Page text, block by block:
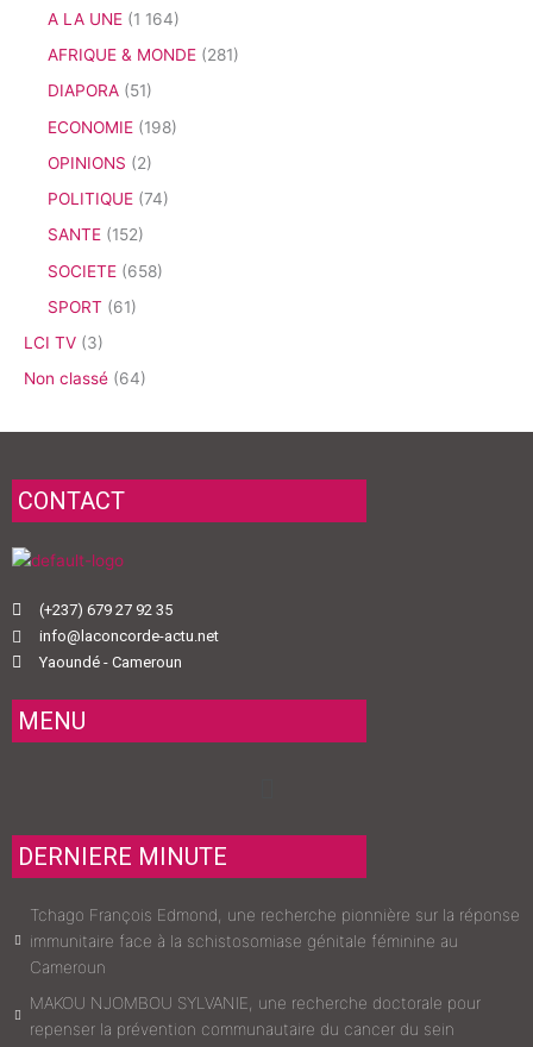
A LA UNE (1 164)
AFRIQUE & MONDE (281)
DIAPORA (51)
ECONOMIE (198)
OPINIONS (2)
POLITIQUE (74)
SANTE (152)
SOCIETE (658)
SPORT (61)
LCI TV (3)
Non classé (64)
CONTACT
(+237) 679 27 92 35
info@laconcorde-actu.net
Yaoundé - Cameroun
MENU
DERNIERE MINUTE
Tchago François Edmond, une recherche pionnière sur la réponse
immunitaire face à la schistosomiase génitale féminine au
Cameroun
MAKOU NJOMBOU SYLVANIE, une recherche doctorale pour
repenser la prévention communautaire du cancer du sein